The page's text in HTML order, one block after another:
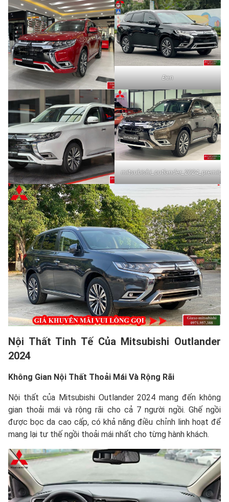
Đen
Nội Thất Tinh Tế Của Mitsubishi Outlander
2024
Không Gian Nội Thất Thoải Mái Và Rộng Rãi
Nội thất của Mitsubishi Outlander 2024 mang đến không
gian thoải mái và rộng rãi cho cả 7 người ngồi. Ghế ngồi
được bọc da cao cấp, có khả năng điều chỉnh linh hoạt để
mang lại tư thế ngồi thoải mái nhất cho từng hành khách.